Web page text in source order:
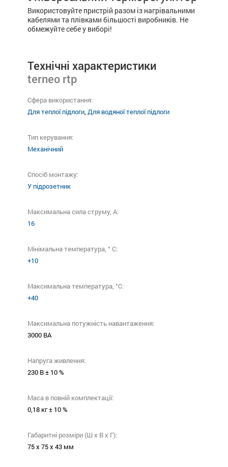
Використовуйте пристрій разом із нагрівальними
кабелями та плівками більшості виробників. Не
обмежуйте себе у виборі!
Технічні характеристики
terneo rtp
Сфера використання:
Для теплої підлоги, Для водяної теплої підлоги
Тип керування:
Механічний
Спосіб монтажу:
У підрозетник
Максимальна сила струму, A:
16
Мінімальна температура, ° C:
+10
Максимальна температура, °C:
+40
Максимальна потужність навантаження:
3000 ВА
Напруга живлення:
230 В ± 10 %
Маса в повній комплектації:
0,18 кг ± 10 %
Габаритні розміри (Ш х В х Г):
75 х 75 х 43 мм